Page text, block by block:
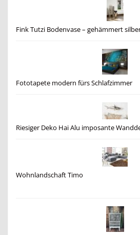
Fink Tutzi Bodenvase – gehämmert
Fototapete modern fürs Schlafzimmer
Riesiger Deko Hai Alu imposante
Wohnlandschaft Timo